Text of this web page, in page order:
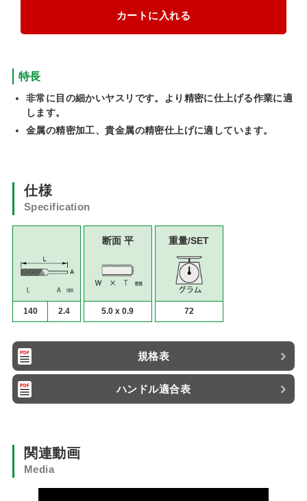
特長
非常に目の細かいヤスリです。より精密に仕上げる作業に適
します。
金属の精密加工、貴金属の精密仕上げに適しています。
仕様
Specification
140 2.4
断面 平
5.0 x 0.9
重量/SET
72
規格表
ハンドル適合表
関連動画
Media